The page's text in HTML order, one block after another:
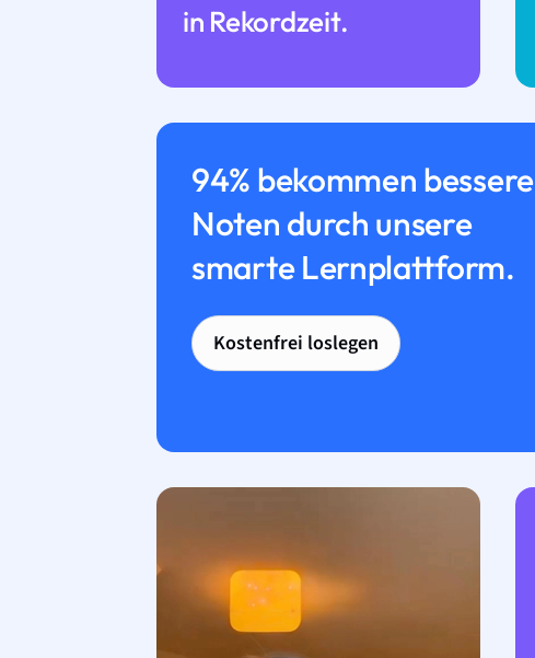
in Rekordzeit.
94% bekommen bessere
Noten durch unsere
smarte Lernplattform.
Kostenfrei loslegen